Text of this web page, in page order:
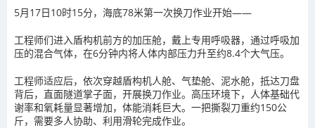
5月17日10时15分，海底78米第一次换刀作业开始——
工程师们进入盾构机前方的加压舱，戴上专用呼吸器，通过呼吸加
压的混合气体，在6分钟内将人体内部压力升至约8.4个大气压。
工程师适应后，依次穿越盾构机人舱、气垫舱、泥水舱，抵达刀盘
背后，直面隧道掌子面，开展换刀作业。高压环境下，人体基础代
谢率和氧耗量显著增加，体能消耗巨大。一把撕裂刀重约150公
斤，需要多人协助、利用滑轮完成作业。